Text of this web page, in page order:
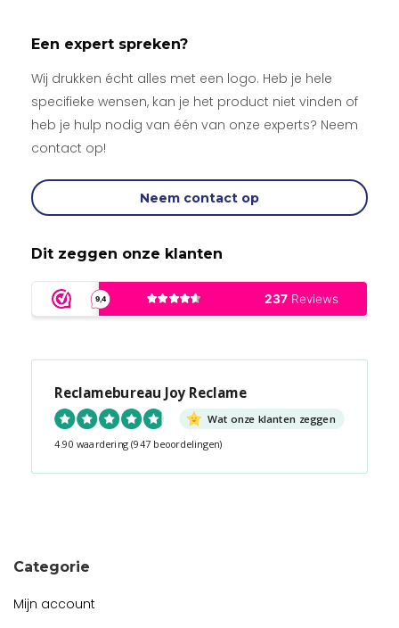
Een expert spreken?
Wij drukken écht alles met een logo. Heb je hele
specifieke wensen, kan je het product niet vinden of
heb je hulp nodig van één van onze experts? Neem
contact op!
Neem contact op
Dit zeggen onze klanten
Reclamebureau Joy Reclame
Wat onze klanten zeggen
4.90 waardering (947 beoordelingen)
Categorie
Mijn account